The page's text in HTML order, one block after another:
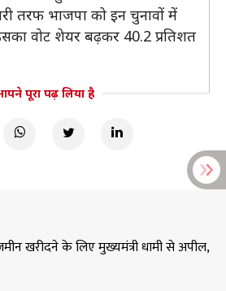
तरफ भाजपा को इन चुनावों में
वोट शेयर बढ़कर 40.2 प्रतिशत
पूरा पढ़ लिया है
खरीदने के लिए मुख्यमंत्री धामी से अपील,